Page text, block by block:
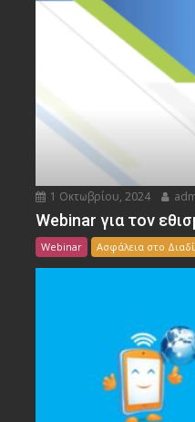
1 Οκτωβρίου, 2024
Webinar για τον
Webinar Ασφάλεια στο